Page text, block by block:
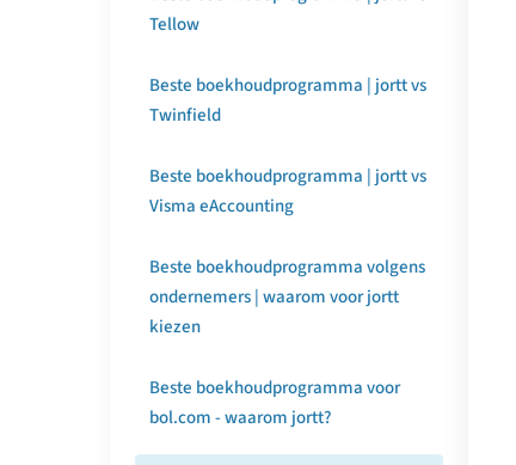
Tellow
Beste boekhoudprogramma | jortt vs
Twinfield
Beste boekhoudprogramma | jortt vs
Visma eAccounting
Beste boekhoudprogramma volgens
ondernemers | waarom voor jortt
kiezen
Beste boekhoudprogramma voor
bol.com - waarom jortt?